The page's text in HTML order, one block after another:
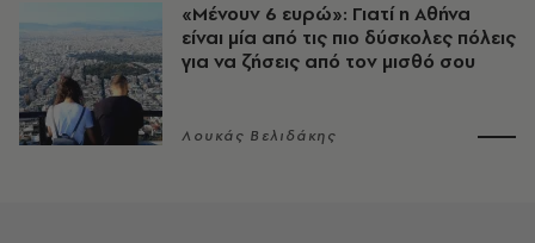
«Μένουν 6 ευρώ»: Γιατί η Αθήνα
είναι μία από τις πιο δύσκολες πόλεις
για να ζήσεις από τον μισθό σου
Λουκάς Βελιδάκης